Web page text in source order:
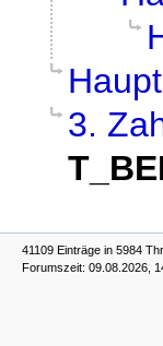
3.
41109 Einträge in 5984
Forumszeit: 09.08.2026,